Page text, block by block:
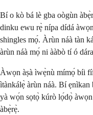
Bí o kò bá lè gba oògùn
dinku ewu rẹ̀ nípa dídá
shingles mọ́. Àrùn náà tàn
àrùn náà mọ́ ni ààbò tí ó
Àwọn àṣà ìwẹ̀nù mímọ́ bíi
ìtànkálẹ̀ àrùn náà. Bí
yà wọ́n sọtọ̀ kúrò lọ́dọ̀
àbẹ̀rẹ̀.